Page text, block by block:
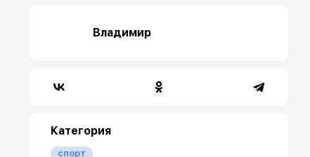
Владимир
Категория
спорт